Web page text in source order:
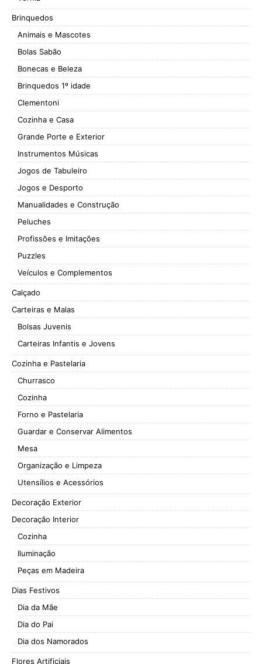
Brinquedos
Animais e Mascotes
Bolas Sabão
Bonecas e Beleza
Brinquedos 1º idade
Clementoni
Cozinha e Casa
Grande Porte e Exterior
Instrumentos Músicas
Jogos de Tabuleiro
Jogos e Desporto
Manualidades e Construção
Peluches
Profissões e Imitações
Puzzles
Veículos e Complementos
Calçado
Carteiras e Malas
Bolsas Juvenis
Carteiras Infantis e Jovens
Cozinha e Pastelaria
Churrasco
Cozinha
Forno e Pastelaria
Guardar e Conservar Alimentos
Mesa
Organização e Limpeza
Utensílios e Acessórios
Decoração Exterior
Decoração Interior
Cozinha
Iluminação
Peças em Madeira
Dias Festivos
Dia da Mãe
Dia do Pai
Dia dos Namorados
Flores Artificiais